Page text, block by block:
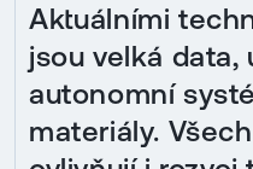
Aktuálními
jsou velká data,
autonomní
materiály.